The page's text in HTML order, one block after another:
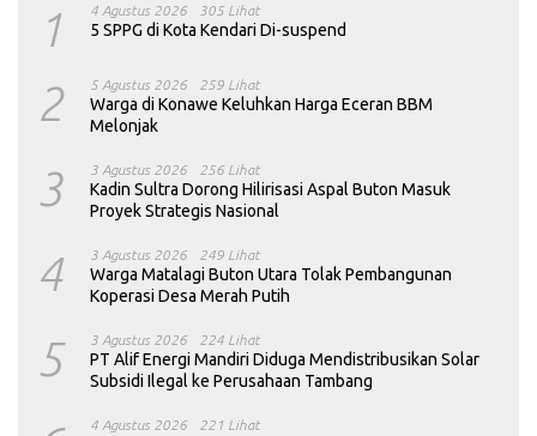
1 4 Agustus 2026 305 Lihat
5 SPPG di Kota Kendari Di-suspend
2 5 Agustus 2026 259 Lihat
Warga di Konawe Keluhkan Harga Eceran BBM
Melonjak
3 3 Agustus 2026 256 Lihat
Kadin Sultra Dorong Hilirisasi Aspal Buton Masuk
Proyek Strategis Nasional
4 3 Agustus 2026 249 Lihat
Warga Matalagi Buton Utara Tolak Pembangunan
Koperasi Desa Merah Putih
5 3 Agustus 2026 224 Lihat
PT Alif Energi Mandiri Diduga Mendistribusikan Solar
Subsidi Ilegal ke Perusahaan Tambang
4 Agustus 2026 221 Lihat